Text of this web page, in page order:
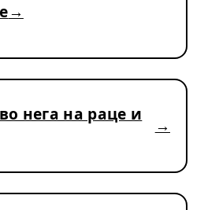
нега на раце и